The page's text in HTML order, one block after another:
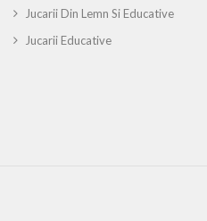
Jucarii Din Lemn Si Educative
Jucarii Educative